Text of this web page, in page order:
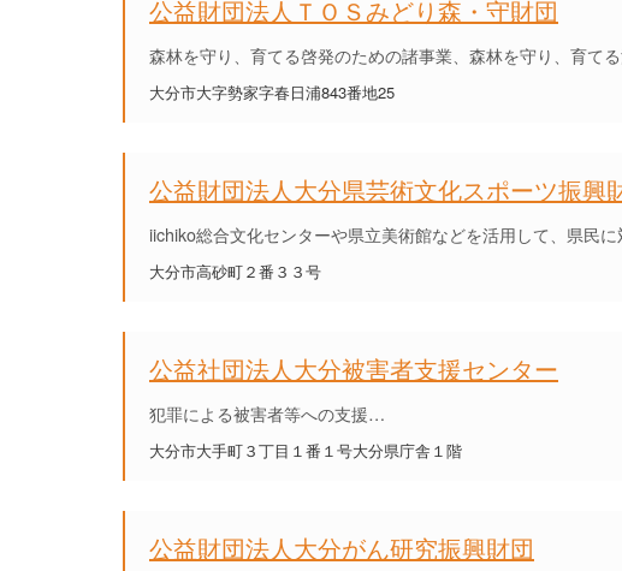
公益財団法人ＴＯＳみどり森・守財団
森林を守り、育てる啓発のための諸事業、森林を守り、育て
大分市大字勢家字春日浦843番地25
公益財団法人大分県芸術文化スポーツ振興
iichiko総合文化センターや県立美術館などを活用して、県民
大分市高砂町２番３３号
公益社団法人大分被害者支援センター
犯罪による被害者等への支援…
大分市大手町３丁目１番１号大分県庁舎１階
公益財団法人大分がん研究振興財団